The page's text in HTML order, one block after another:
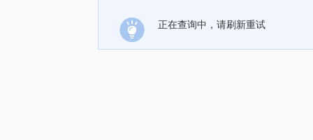
正在查询中，请刷新重试